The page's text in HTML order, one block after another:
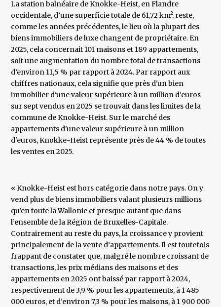
La station balnéaire de Knokke-Heist, en Flandre
occidentale, d’une superficie totale de 61,72 km², reste,
comme les années précédentes, le lieu où la plupart des
biens immobiliers de luxe changent de propriétaire. En
2025, cela concernait 101 maisons et 189 appartements,
soit une augmentation du nombre total de transactions
d’environ 11,5 % par rapport à 2024. Par rapport aux
chiffres nationaux, cela signifie que près d'un bien
immobilier d'une valeur supérieure à un million d'euros
sur sept vendus en 2025 se trouvait dans les limites de la
commune de Knokke-Heist. Sur le marché des
appartements d'une valeur supérieure à un million
d'euros, Knokke-Heist représente près de 44 % de toutes
les ventes en 2025.
« Knokke-Heist est hors catégorie dans notre pays. On y
vend plus de biens immobiliers valant plusieurs millions
qu’en toute la Wallonie et presque autant que dans
l’ensemble de la Région de Bruxelles-Capitale.
Contrairement au reste du pays, la croissance y provient
principalement de la vente d’appartements. Il est toutefois
frappant de constater que, malgré le nombre croissant de
transactions, les prix médians des maisons et des
appartements en 2025 ont baissé par rapport à 2024,
respectivement de 3,9 % pour les appartements, à 1 485
000 euros, et d’environ 7,3 % pour les maisons, à 1 900 000